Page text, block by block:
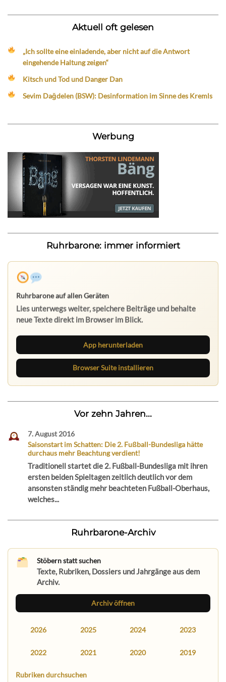
Aktuell oft gelesen
„Ich sollte eine einladende, aber nicht auf die Antwort
eingehende Haltung zeigen“
Kitsch und Tod und Danger Dan
Sevim Dağdelen (BSW): Desinformation im Sinne des Kremls
Werbung
Ruhrbarone: immer informiert
Ruhrbarone auf allen Geräten
Lies unterwegs weiter, speichere Beiträge und behalte
neue Texte direkt im Browser im Blick.
App herunterladen
Browser Suite installieren
Vor zehn Jahren...
7. August 2016
Saisonstart im Schatten: Die 2. Fußball-Bundesliga hätte
durchaus mehr Beachtung verdient!
Traditionell startet die 2. Fußball-Bundesliga mit ihren
ersten beiden Spieltagen zeitlich deutlich vor dem
ansonsten ständig mehr beachteten Fußball-Oberhaus,
welches...
Ruhrbarone-Archiv
Stöbern statt suchen
Texte, Rubriken, Dossiers und Jahrgänge aus dem
Archiv.
Archiv öffnen
2026 2025 2024 2023
2022 2021 2020 2019
Rubriken durchsuchen